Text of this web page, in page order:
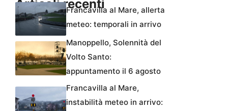
Articoli recentiFrancavilla al Mare, allerta
meteo: temporali in arrivo
Manoppello, Solennità del
Volto Santo:
appuntamento il 6 agosto
Francavilla al Mare,
instabilità meteo in arrivo: